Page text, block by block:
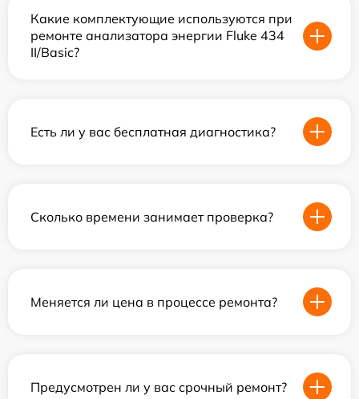
Какие комплектующие используются при
ремонте анализатора энергии Fluke 434
II/Basic?
Есть ли у вас бесплатная диагностика?
Сколько времени занимает проверка?
Меняется ли цена в процессе ремонта?
Предусмотрен ли у вас срочный ремонт?